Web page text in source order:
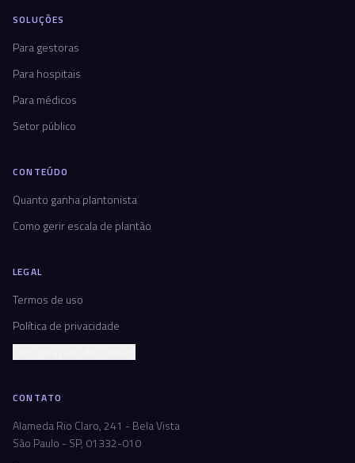
SOLUÇÕES
Para gestoras
Para hospitais
Para médicos
Setor público
CONTEÚDO
Quanto ganha plantonista
Como gerir escala de plantão
LEGAL
Termos de uso
Política de privacidade
CONTATO
Alameda Rio Claro, 241 - Bela Vista
São Paulo - SP, 01332-010